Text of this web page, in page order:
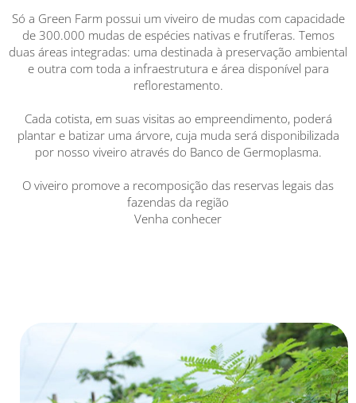
Só a Green Farm possui um viveiro de mudas com capacidade
de 300.000 mudas de espécies nativas e frutíferas. Temos
duas áreas integradas: uma destinada à preservação ambiental
e outra com toda a infraestrutura e área disponível para
reflorestamento.
Cada cotista, em suas visitas ao empreendimento, poderá
plantar e batizar uma árvore, cuja muda será disponibilizada
por nosso viveiro através do Banco de Germoplasma.
O viveiro promove a recomposição das reservas legais das
fazendas da região
Venha conhecer